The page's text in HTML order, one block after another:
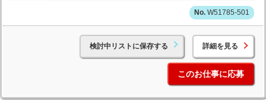
W51785-501
検討中リストに保存する 詳細を見る
このお仕事に応募